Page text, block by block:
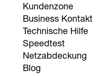
Kundenzone
Business Kontakt
Technische Hilfe
Speedtest
Netzabdeckung
Blog